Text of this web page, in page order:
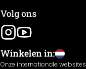
Volg ons
Winkelen in:
Onze internationale websites